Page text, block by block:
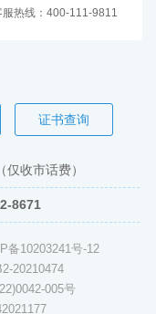
热线：400-111-9811
证书查询
（仅收市话费）
8671
备10203241号-12
20210474
005号